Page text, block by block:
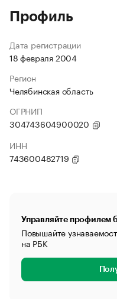
Профиль
Дата регистрации
18 февраля 2004
Регион
Челябинская область
ОГРНИП
304743604900020
ИНН
743600482719
Управляйте профилем
Повышайте
на РБК